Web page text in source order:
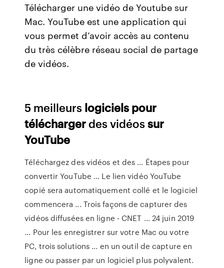
Télécharger une vidéo de Youtube sur
Mac. YouTube est une application qui
vous permet d’avoir accès au contenu
du très célèbre réseau social de partage
de vidéos.
5 meilleurs logiciels pour
téléchargerdes vidéossur
YouTube
Téléchargez des vidéos et des ... Étapes pour
convertir YouTube ... Le lien vidéo YouTube
copié sera automatiquement collé et le logiciel
commencera ... Trois façons de capturer des
vidéos diffusées en ligne - CNET ... 24 juin 2019
... Pour les enregistrer sur votre Mac ou votre
PC, trois solutions ... en un outil de capture en
ligne ou passer par un logiciel plus polyvalent.